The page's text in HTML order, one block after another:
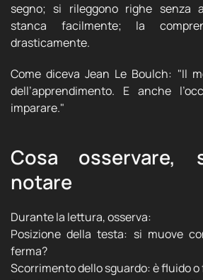
segno; si rileggono righe senza
stanca facilmente; la
drasticamente.
Come diceva Jean Le Boulch: "Il
dell’apprendimento. E anche
imparare."
Cosa osservare,
notare
Durante la lettura, osserva:
Posizione della testa: si muove
ferma?
Scorrimento dello sguardo: è fluido